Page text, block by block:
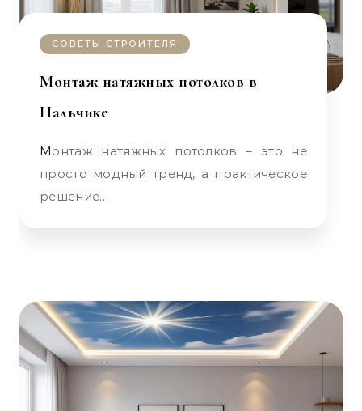
СОВЕТЫ СТРОИТЕЛЯ
Монтаж натяжных потолков в
Нальчике
Монтаж натяжных потолков – это не
просто модный тренд, а практическое
решение…